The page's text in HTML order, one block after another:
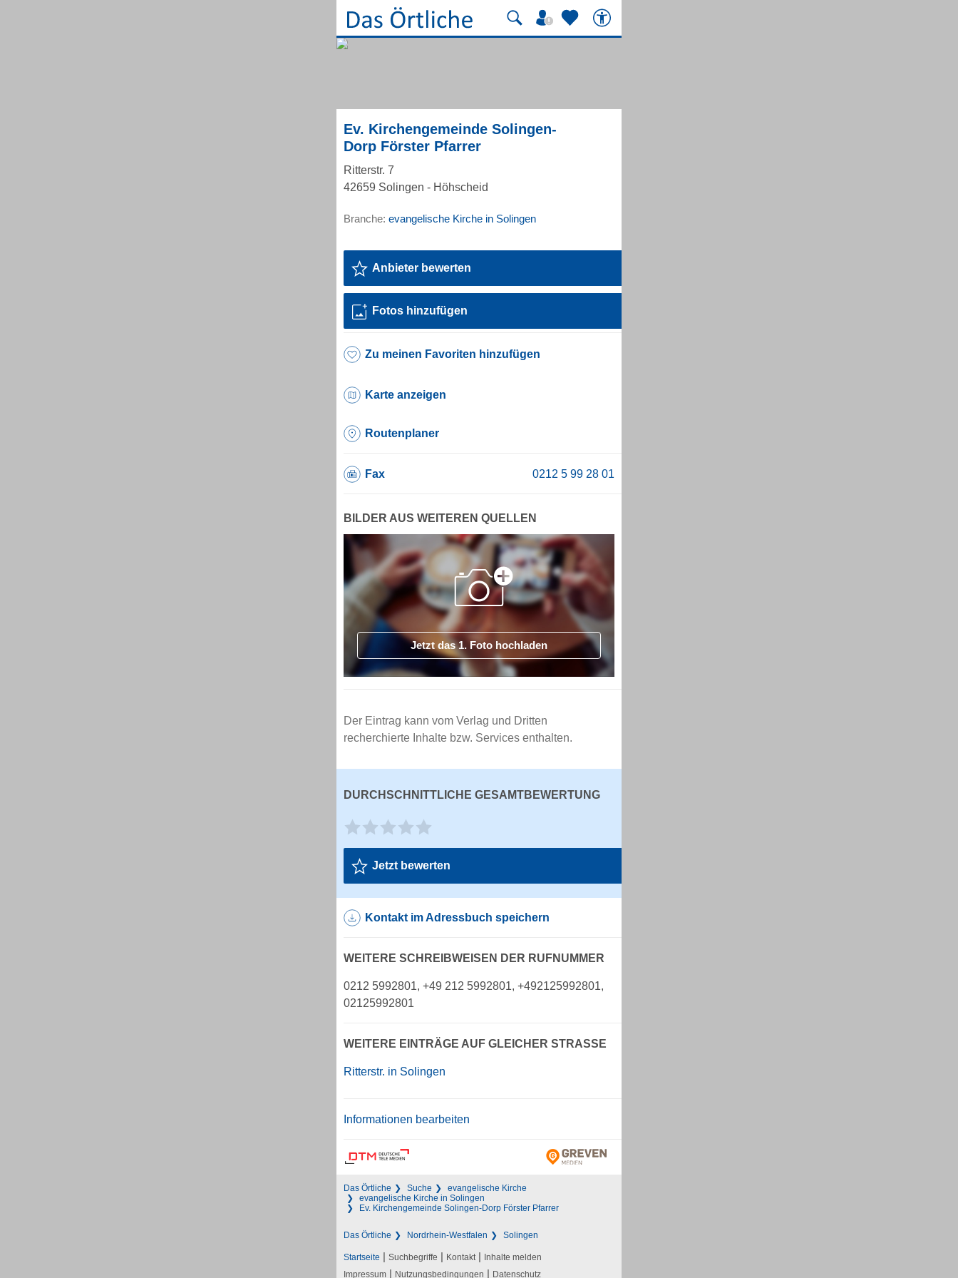
Ev. Kirchengemeinde Solingen-
Dorp Förster Pfarrer
Ritterstr. 7
42659 Solingen - Höhscheid
Branche: evangelische Kirche in Solingen
Anbieter bewerten
Fotos hinzufügen
Zu meinen Favoriten hinzufügen
Karte anzeigen
Routenplaner
Fax
BILDER AUS WEITEREN QUELLEN
Jetzt das 1. Foto hochladen
Der Eintrag kann vom Verlag und Dritten
recherchierte Inhalte bzw. Services enthalten.
DURCHSCHNITTLICHE GESAMTBEWERTUNG
Jetzt bewerten
Kontakt im Adressbuch speichern
WEITERE SCHREIBWEISEN DER RUFNUMMER
0212 5992801, +49 212 5992801, +492125992801,
02125992801
WEITERE EINTRÄGE AUF GLEICHER STRASSE
Ritterstr. in Solingen
Informationen bearbeiten
Das Örtliche Suche
evangelische Kirche
evangelische Kirche in Solingen
Ev. Kirchengemeinde Solingen-Dorp Förster Pfarrer
Das Örtliche Nordrhein-Westfalen Solingen
Startseite | Suchbegriffe | Kontakt | Inhalte melden
Impressum | Nutzungsbedingungen | Datenschutz